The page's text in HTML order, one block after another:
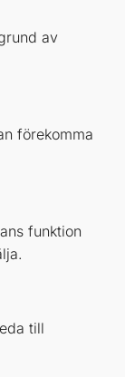
av
förekomma
funktion
till